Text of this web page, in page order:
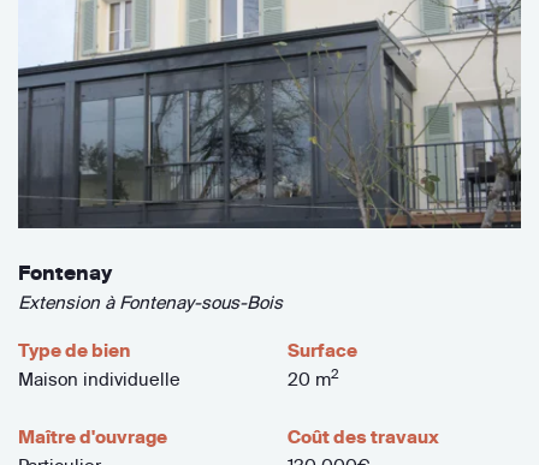
Fontenay
Extension à Fontenay-sous-Bois
Type de bien
Maison individuelle
Surface
20 m2
Maître d'ouvrage
Coût des travaux